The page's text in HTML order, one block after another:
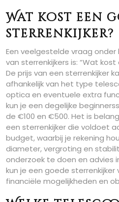
Wat kost een
sterrenkijker?
Een veelgestelde vraag onder
van sterrenkijkers is: “Wat
De prijs van een sterrenkijker
afhankelijk van het type
optica en eventuele extra
kun je een degelijke
de €100 en €500. Het is
een sterrenkijker die voldoet
budget, waarbij je rekening
diameter, vergroting en
onderzoek te doen en advies
kun je een goede
financiële mogelijkheden en